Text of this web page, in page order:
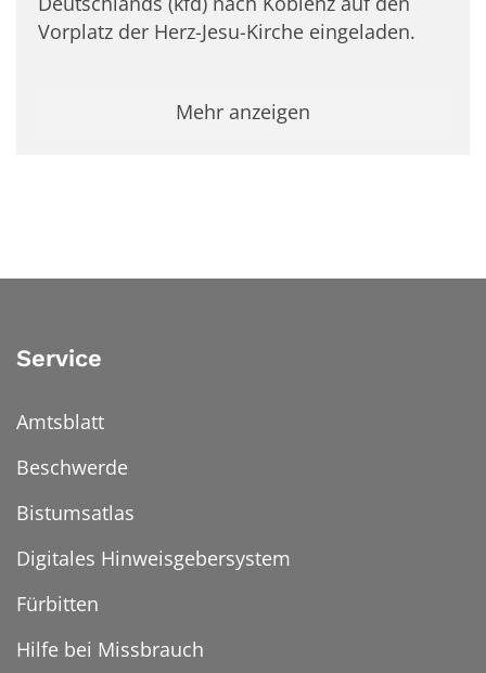
Vorplatz der Herz-Jesu-Kirche eingeladen.
Mehr anzeigen
Service
Amtsblatt
Beschwerde
Bistumsatlas
Digitales Hinweisgebersystem
Fürbitten
Hilfe bei Missbrauch